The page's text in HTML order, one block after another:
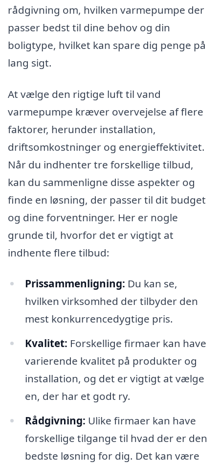
rådgivning om, hvilken varmepumpe der
passer bedst til dine behov og din
boligtype, hvilket kan spare dig penge på
lang sigt.
At vælge den rigtige luft til vand
varmepumpe kræver overvejelse af flere
faktorer, herunder installation,
driftsomkostninger og energieffektivitet.
Når du indhenter tre forskellige tilbud,
kan du sammenligne disse aspekter og
finde en løsning, der passer til dit budget
og dine forventninger. Her er nogle
grunde til, hvorfor det er vigtigt at
indhente flere tilbud:
Prissammenligning: Du kan se,
hvilken virksomhed der tilbyder den
mest konkurrencedygtige pris.
Kvalitet: Forskellige firmaer kan have
varierende kvalitet på produkter og
installation, og det er vigtigt at vælge
en, der har et godt ry.
Rådgivning: Ulike firmaer kan have
forskellige tilgange til hvad der er den
bedste løsning for dig. Det kan være